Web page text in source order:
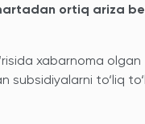
ortiq ariza
xabarnoma olgan
subsidiyalarni to‘liq